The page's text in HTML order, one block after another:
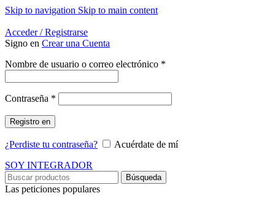
Skip to navigation Skip to main content
Acceder / Registrarse
Signo en Crear una Cuenta
Nombre de usuario o correo electrónico *
Contraseña *
Registro en
¿Perdiste tu contraseña?
Acuérdate de mí
SOY INTEGRADOR
Búsqueda
Las peticiones populares